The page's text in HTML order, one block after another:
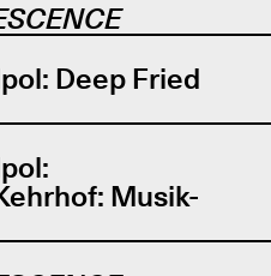
Deep Fried
Musik-